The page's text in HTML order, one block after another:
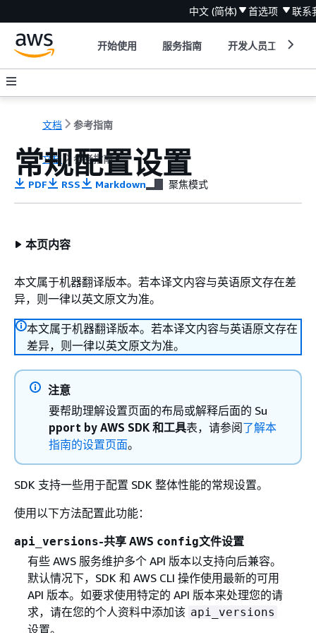
中文 (简体) 首选项 联系
开始使用 服务指南 开发人员工具
文档 参考指南
文档 参考指南
常规配置设置
PDF RSS Markdown 聚焦模式
本页内容
本文属于机器翻译版本。若本译文内容与英语原文存在差
异，则一律以英文原文为准。
本文属于机器翻译版本。若本译文内容与英语原文存在
差异，则一律以英文原文为准。
注意
要帮助理解设置页面的布局或解释后面的 Su
pport by AWS SDK 和工具表，请参阅了解本
指南的设置页面。
SDK 支持一些用于配置 SDK 整体性能的常规设置。
使用以下方法配置此功能：
api_versions-共享 AWS config文件设置
有些 AWS 服务维护多个 API 版本以支持向后兼容。
默认情况下，SDK 和 AWS CLI 操作使用最新的可用
API 版本。如要求使用特定的 API 版本来处理您的请
求，请在您的个人资料中添加该 api_versions
设置。